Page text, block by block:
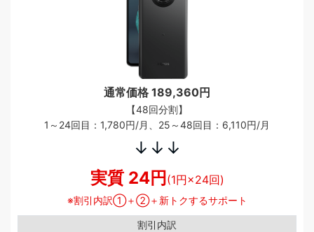
通常価格 189,360円
【48回分割】
1～24回目：1,780円/月、25～48回目：6,110円/月
↓↓↓
実質 24円 (1円×24回)
割引内訳①＋②＋新トクするサポート
割引内訳